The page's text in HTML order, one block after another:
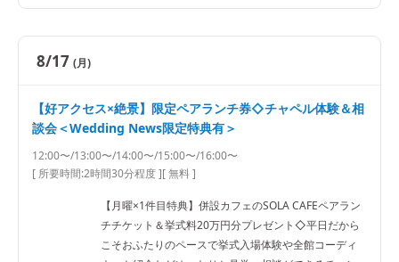
8/17 (月)
【好アクセス×絶景】限定ペアランチ券◇チャペル体験＆相
談会＜Wedding News限定特典有＞
12:00〜/13:00〜/14:00〜/15:00〜/16:00〜
[ 所要時間:2時間30分程度][ 無料 ]
【月曜×1件目特典】併設カフェのSOLA CAFEペアラン
チチケット＆挙式料20万円分プレゼント◇平日だから
こそおふたりのペースで挙式入場体験や全館コーディ